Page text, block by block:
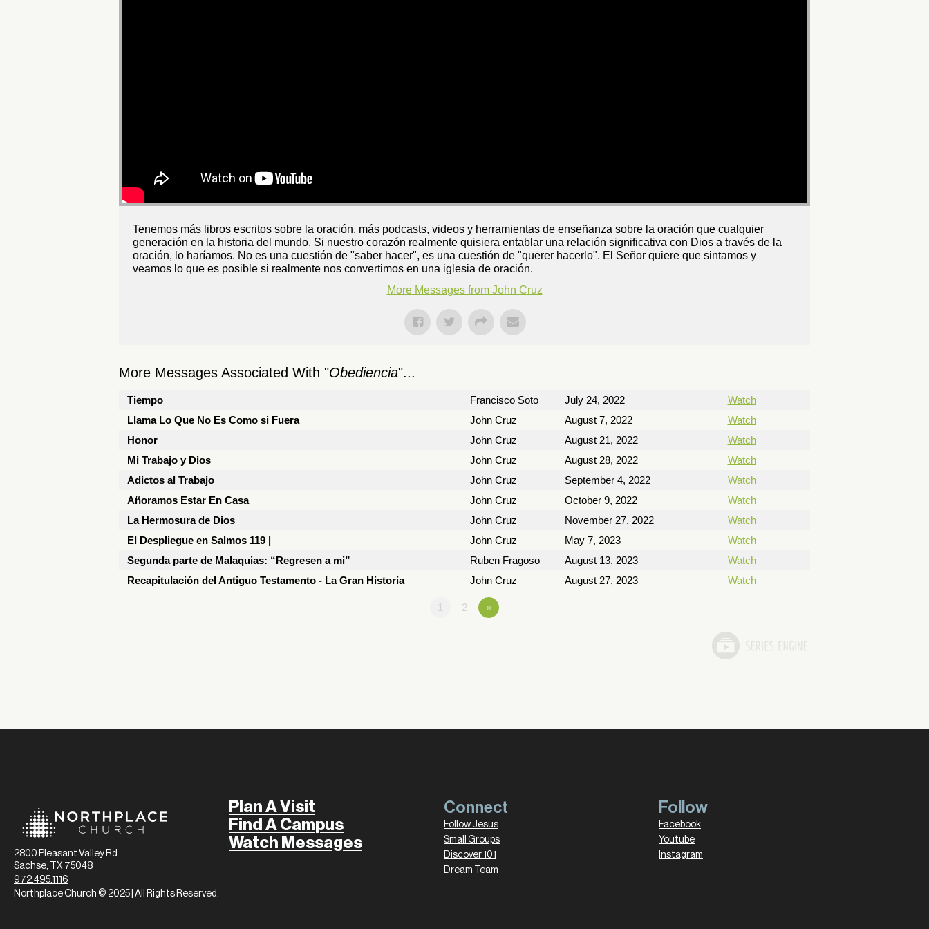
Tenemos más libros escritos sobre la oración, más podcasts, videos y herramientas de enseñanza sobre la oración que cualquier
generación en la historia del mundo. Si nuestro corazón realmente quisiera entablar una relación significativa con Dios a través de la
oración, lo haríamos. No es una cuestión de "saber hacer", es una cuestión de "querer hacerlo". El Señor quiere que sintamos y
veamos lo que es posible si realmente nos convertimos en una iglesia de oración.
More Messages from John Cruz
More Messages Associated With "Obediencia"...
Tiempo Francisco Soto July 24, 2022
Watch
Llama Lo Que No Es Como si Fuera
John Cruz August 7, 2022
Watch
Honor
John Cruz August 21, 2022
Watch
Mi Trabajo y Dios
John Cruz August 28, 2022
Watch
Adictos al Trabajo
John Cruz September 4, 2022
Watch
Añoramos Estar En Casa
John Cruz October 9, 2022
Watch
La Hermosura de Dios
John Cruz November 27, 2022
Watch
El Despliegue en Salmos 119 |
John Cruz May 7, 2023
Watch
Segunda parte de Malaquias: “Regresen a mi”
Ruben Fragoso August 13, 2023
Watch
Recapitulación del Antiguo Testamento - La Gran Historia
John Cruz August 27, 2023 Watch
1 2 »
2800 Pleasant Valley Rd.
Sachse, TX 75048
972.495.1116
Plan A Visit
Find A Campus
Watch Messages
Connect
Follow Jesus
Small Groups
Discover 101
Dream Team
Follow
Facebook
Youtube
Instagram
Northplace Church © 2025 | All Rights Reserved.